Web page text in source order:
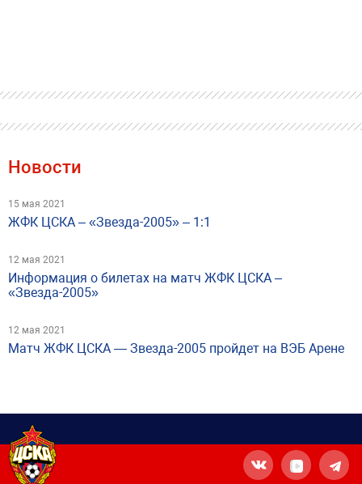
Новости
15 мая 2021
ЖФК ЦСКА – «Звезда-2005» – 1:1
12 мая 2021
Информация о билетах на матч ЖФК ЦСКА –
«Звезда-2005»
12 мая 2021
Матч ЖФК ЦСКА — Звезда-2005 пройдет на ВЭБ Арене